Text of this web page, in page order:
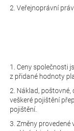
2. Veřejnoprávní
1. Ceny společnosti
z přidané hodnoty
2. Náklad, poštovné,
veškeré pojištění
pojištění.
3. Změny